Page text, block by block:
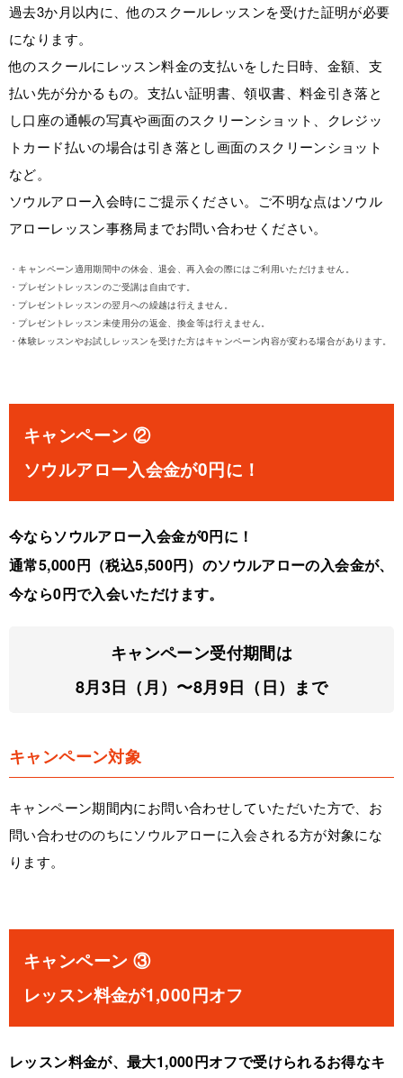
過去3か月以内に、他のスクールレッスンを受けた証明が必要
になります。
他のスクールにレッスン料金の支払いをした日時、金額、支
払い先が分かるもの。支払い証明書、領収書、料金引き落と
し口座の通帳の写真や画面のスクリーンショット、クレジッ
トカード払いの場合は引き落とし画面のスクリーンショット
など。
ソウルアロー入会時にご提示ください。ご不明な点はソウル
アローレッスン事務局までお問い合わせください。
・キャンペーン適用期間中の休会、退会、再入会の際にはご利用いただけません。
・プレゼントレッスンのご受講は自由です。
・プレゼントレッスンの翌月への繰越は行えません。
・プレゼントレッスン未使用分の返金、換金等は行えません。
・体験レッスンやお試しレッスンを受けた方はキャンペーン内容が変わる場合があります。
キャンペーン ②
ソウルアロー入会金が0円に！
今ならソウルアロー入会金が0円に！
通常5,000円（税込5,500円）のソウルアローの入会金が、
今なら0円で入会いただけます。
キャンペーン受付期間は
8月3日（月）〜8月9日（日）まで
キャンペーン対象
キャンペーン期間内にお問い合わせしていただいた方で、お
問い合わせののちにソウルアローに入会される方が対象にな
ります。
キャンペーン ③
レッスン料金が1,000円オフ
レッスン料金が、最大1,000円オフで受けられるお得なキ